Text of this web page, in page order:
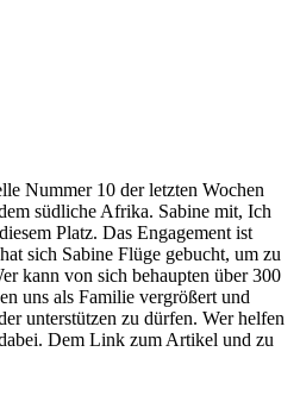
Nummer 10 der letzten Wochen
südliche Afrika. Sabine mit, Ich
Platz. Das Engagement ist
sich Sabine Flüge gebucht, um zu
kann von sich behaupten über 300
uns als Familie vergrößert und
unterstützen zu dürfen. Wer helfen
Dem Link zum Artikel und zu